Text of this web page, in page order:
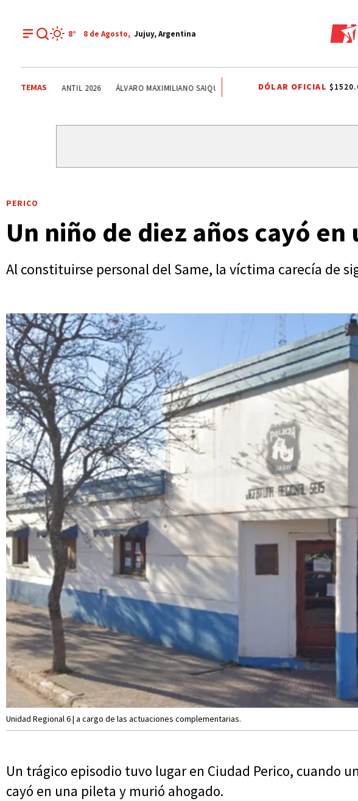
8° 8 de Agosto, Jujuy, Argentina
TEMAS EL TRIBUNO POR LOS BARRIOS ONDA ESTUDIANTIL 2026 ÁLVARO MAXIMILIANO
DÓLAR OFICIAL
PERICO
Un niño de diez años cayó
Al constituirse personal del Same, la víctima carecía de
Unidad Regional 6 | a cargo de las actuaciones complementarias.
Un trágico episodio tuvo lugar en Ciudad Perico, cuando
cayó en una pileta y murió ahogado.